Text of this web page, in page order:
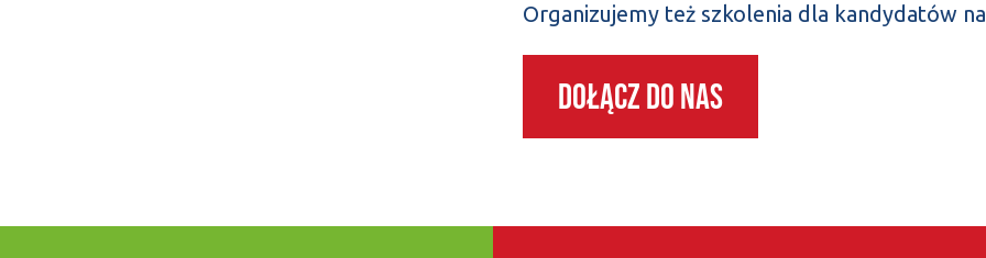
Organizujemy też szkolenia dla kandydatów
Dołącz do nas